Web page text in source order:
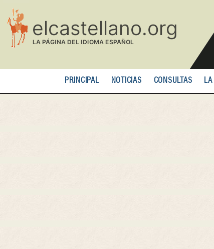
contenido
principal
PRINCIPAL NOTICIAS CONSULTAS